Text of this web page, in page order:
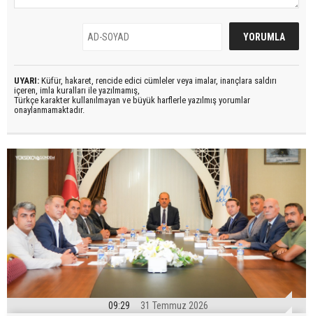
UYARI: Küfür, hakaret, rencide edici cümleler veya imalar, inançlara saldırı
içeren, imla kuralları ile yazılmamış,
Türkçe karakter kullanılmayan ve büyük harflerle yazılmış yorumlar
onaylanmamaktadır.
09:29 31 Temmuz 2026